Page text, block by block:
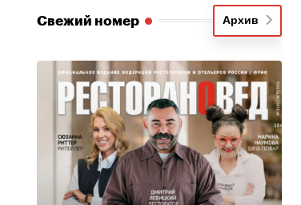
Свежий номер Архив